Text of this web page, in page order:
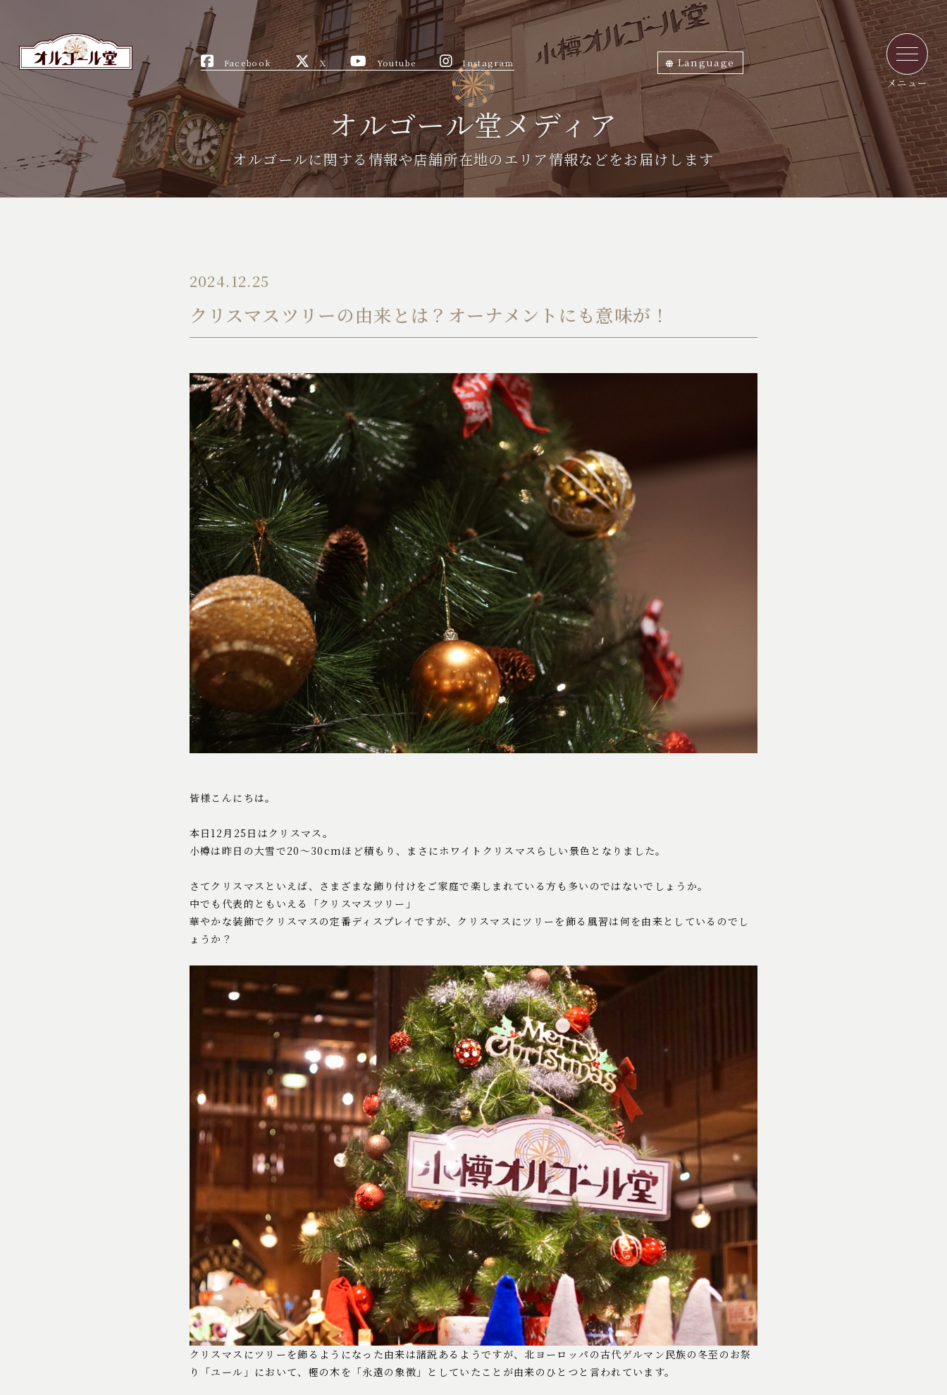
Facebook X Youtube Instagram
Language
English
한국어
中文繁体
中文簡体
ภาษาไทย
日本語 メニュー
オルゴール堂メディア
オルゴールに関する情報や店舗所在地のエリア情報などをお届けします
2024.12.25
クリスマスツリーの由来とは？オーナメントにも意味が！
皆様こんにちは。
本日12月25日はクリスマス。
小樽は昨日の大雪で20〜30cmほど積もり、まさにホワイトクリスマスらしい景色となりました。
さてクリスマスといえば、さまざまな飾り付けをご家庭で楽しまれている方も多いのではないでしょうか。
中でも代表的ともいえる「クリスマスツリー」
華やかな装飾でクリスマスの定番ディスプレイですが、クリスマスにツリーを飾る風習は何を由来としているのでし
ょうか？
クリスマスにツリーを飾るようになった由来は諸説あるようですが、北ヨーロッパの古代ゲルマン民族の冬至のお祭
り「ユール」において、樫の木を「永遠の象徴」としていたことが由来のひとつと言われています。